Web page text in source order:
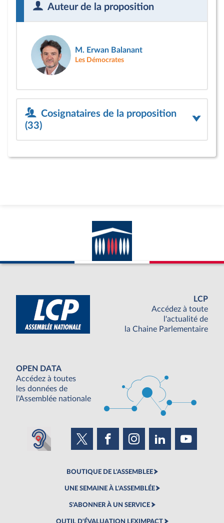
Auteur de la proposition
M. Erwan Balanant
Les Démocrates
Cosignataires de la proposition
(33)
LCP
Accédez à toute
l'actualité de
la Chaine Parlementaire
OPEN DATA
Accédez à toutes
les données de
l'Assemblée nationale
BOUTIQUE DE L'ASSEMBLEE
UNE SEMAINE À L'ASSEMBLÉE
S'ABONNER À UN SERVICE
OUTIL D'ÉVALUATION LEXIMPACT